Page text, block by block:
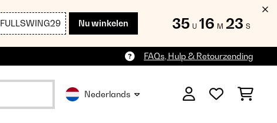
FULLSWING29 Nu winkelen 35 U 16 M 21 S
FAQs, Hulp & Retourzending
Nederlands